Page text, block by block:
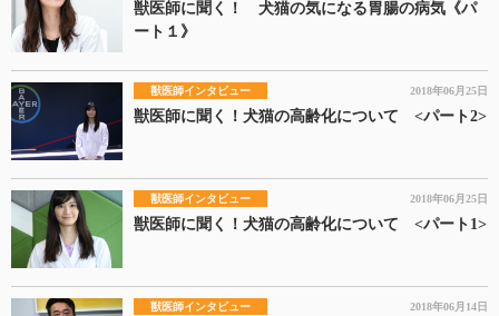
獣医師に聞く！ 犬猫の気になる胃腸の病気《パ
ート１》
獣医師インタビュー 2018年06月25日
獣医師に聞く！犬猫の高齢化について <パート2>
獣医師インタビュー 2018年06月25日
獣医師に聞く！犬猫の高齢化について <パート1>
獣医師インタビュー 2018年06月14日